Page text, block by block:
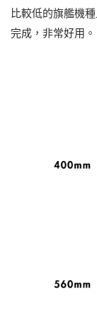
比較低的旗艦機
完成，非常好用。